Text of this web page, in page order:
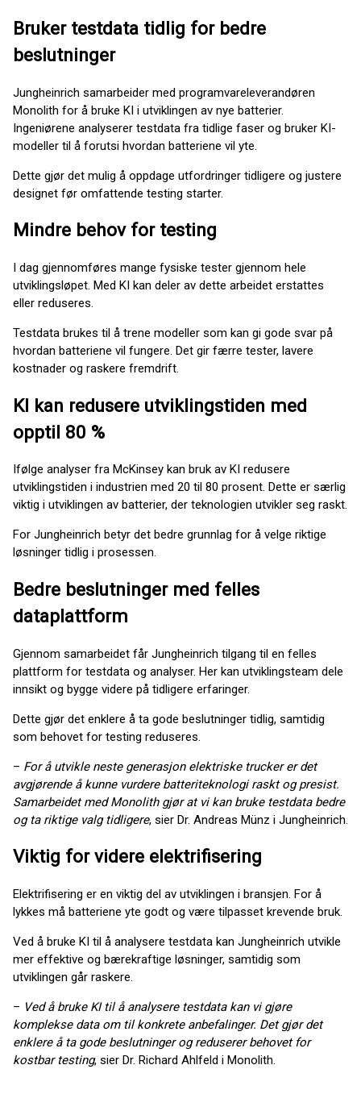
Bruker testdata tidlig for bedre
beslutninger
Jungheinrich samarbeider med programvareleverandøren
Monolith for å bruke KI i utviklingen av nye batterier.
Ingeniørene analyserer testdata fra tidlige faser og bruker KI-
modeller til å forutsi hvordan batteriene vil yte.
Dette gjør det mulig å oppdage utfordringer tidligere og justere
designet før omfattende testing starter.
Mindre behov for testing
I dag gjennomføres mange fysiske tester gjennom hele
utviklingsløpet. Med KI kan deler av dette arbeidet erstattes
eller reduseres.
Testdata brukes til å trene modeller som kan gi gode svar på
hvordan batteriene vil fungere. Det gir færre tester, lavere
kostnader og raskere fremdrift.
KI kan redusere utviklingstiden med
opptil 80 %
Ifølge analyser fra McKinsey kan bruk av KI redusere
utviklingstiden i industrien med 20 til 80 prosent. Dette er særlig
viktig i utviklingen av batterier, der teknologien utvikler seg raskt.
For Jungheinrich betyr det bedre grunnlag for å velge riktige
løsninger tidlig i prosessen.
Bedre beslutninger med felles
dataplattform
Gjennom samarbeidet får Jungheinrich tilgang til en felles
plattform for testdata og analyser. Her kan utviklingsteam dele
innsikt og bygge videre på tidligere erfaringer.
Dette gjør det enklere å ta gode beslutninger tidlig, samtidig
som behovet for testing reduseres.
– For å utvikle neste generasjon elektriske trucker er det
avgjørende å kunne vurdere batteriteknologi raskt og presist.
Samarbeidet med Monolith gjør at vi kan bruke testdata bedre
og ta riktige valg tidligere, sier Dr. Andreas Münz i Jungheinrich.
Viktig for videre elektrifisering
Elektrifisering er en viktig del av utviklingen i bransjen. For å
lykkes må batteriene yte godt og være tilpasset krevende bruk.
Ved å bruke KI til å analysere testdata kan Jungheinrich utvikle
mer effektive og bærekraftige løsninger, samtidig som
utviklingen går raskere.
– Ved å bruke KI til å analysere testdata kan vi gjøre
komplekse data om til konkrete anbefalinger. Det gjør det
enklere å ta gode beslutninger og reduserer behovet for
kostbar testing, sier Dr. Richard Ahlfeld i Monolith.